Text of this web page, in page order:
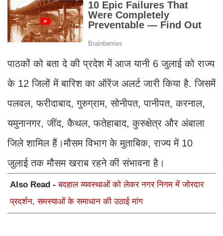
पाठकों को बता दे की प्रदेश में आज यानी 6 जुलाई को राज्य
के 12 जिलों में बारिश का ऑरेंज अलर्ट जारी किया है. जिसमें
पलवल, फरीदाबाद, गुरुग्राम, सोनीपत, पानीपत, करनाल,
यमुनानगर, जींद, कैथल, फतेहाबाद, कुरुक्षेत्र और अंबाला
जिले शामिल हैं।मौसम विभाग के मुताबिक, राज्य में 10
जुलाई तक मौसम खराब रहने की संभावना है।
Also Read -बदहाल व्यवस्थाओं को लेकर नगर निगम में जोरदार
प्रदर्शन, समस्याओं के समाधान की उठाई मांग